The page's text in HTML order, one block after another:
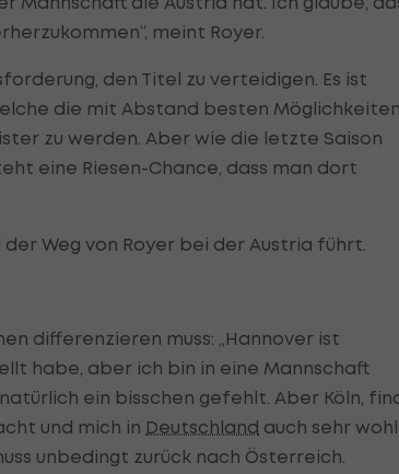
meint Royer.
den Titel zu verteidigen. Es ist
die mit Abstand besten
zu werden. Aber wie die letzte Saison
eine Riesen-Chance, dass man dort
Weg von Royer bei der Austria führt.
differenzieren muss: „Hannover ist
habe, aber ich bin in eine Mannschaft
ein bisschen gefehlt. Aber Köln,
und mich in Deutschland auch sehr wohl
unbedingt zurück nach Österreich.